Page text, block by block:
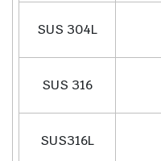
SUS 304L
SUS 316
SUS316L